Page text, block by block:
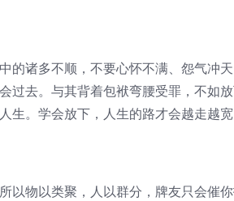
的诸多不顺，不要心怀不满、怨气冲
过去。与其背着包袱弯腰受罪，不如
。学会放下，人生的路才会越走越宽
以物以类聚，人以群分，牌友只会催